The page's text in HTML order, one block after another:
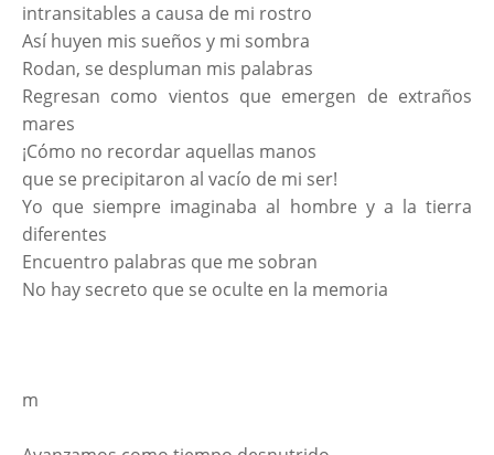
intransitables a causa de mi rostro
Así huyen mis sueños y mi sombra
Rodan, se despluman mis palabras
Regresan como vientos que emergen de extraños
mares
¡Cómo no recordar aquellas manos
que se precipitaron al vacío de mi ser!
Yo que siempre imaginaba al hombre y a la tierra
diferentes
Encuentro palabras que me sobran
No hay secreto que se oculte en la memoria
m